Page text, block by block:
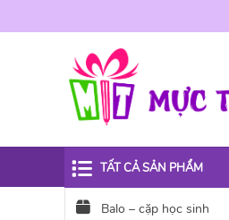
TẤT CẢ SẢN PHẨM
Balo – cặp học sinh